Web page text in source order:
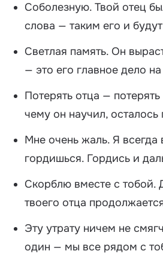
Соболезную. Твой отец
слова — таким его и
Светлая память. Он
— это его главное дело
Потерять отца —
чему он научил, осталось
Мне очень жаль. Я всегда
гордишься. Гордись и
Скорблю вместе с тобой.
твоего отца
Эту утрату ничем не
один — мы все рядом с